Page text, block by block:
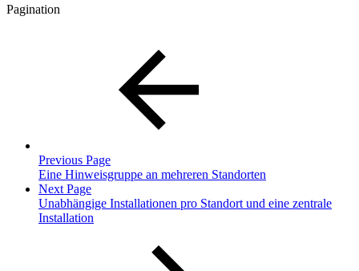
Pagination
Previous Page
Eine Hinweisgruppe an mehreren Standorten
Next Page
Unabhängige Installationen pro Standort und eine zentrale
Installation